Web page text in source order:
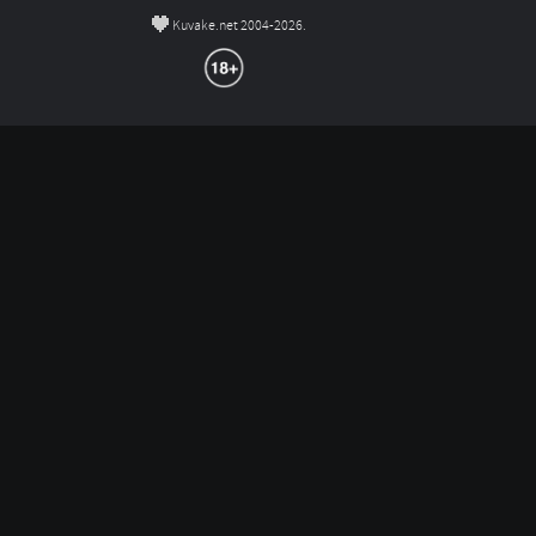
© Kuvake.net 2004-2026.